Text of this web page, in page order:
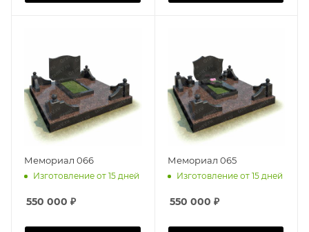
Мемориал 066
Изготовление от 15 дней
550 000 ₽
Мемориал 065
Изготовление от 15 дней
550 000 ₽